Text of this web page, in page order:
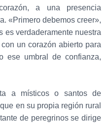
a una presencia
«Primero debemos creer»,
es verdaderamente nuestra
un corazón abierto para
ese umbral de confianza,
a místicos o santos de
en su propia región rural
de peregrinos se dirige